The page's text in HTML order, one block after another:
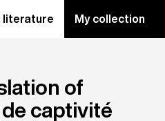
literature My collection
of
captivité